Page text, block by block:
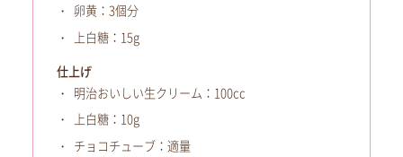
卵黄：3個分
上白糖：15g
仕上げ
明治おいしい生クリーム：100cc
上白糖：10g
チョコチューブ：適量